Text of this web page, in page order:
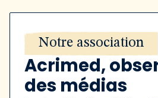
Notre association
Acrimed,
des médias